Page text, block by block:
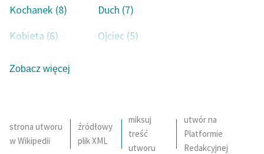
Kochanek (8)
Duch (7)
Kobieta (6)
Ojciec (5)
Mężczyzna (4)
Miłość (3)
Poeta (2)
Matka (2)
Zobacz więcej
strona utworu
w Wikipedii
źródłowy
plik XML
miksuj
treść
utworu
utwór na
Platformie
Redakcyjnej